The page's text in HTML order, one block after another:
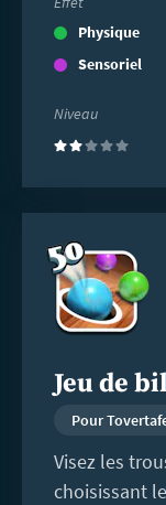
Physique
Sensoriel
Niveau
(2)
Jeu de
Pour
Visez les
choisissant
savoir
plus